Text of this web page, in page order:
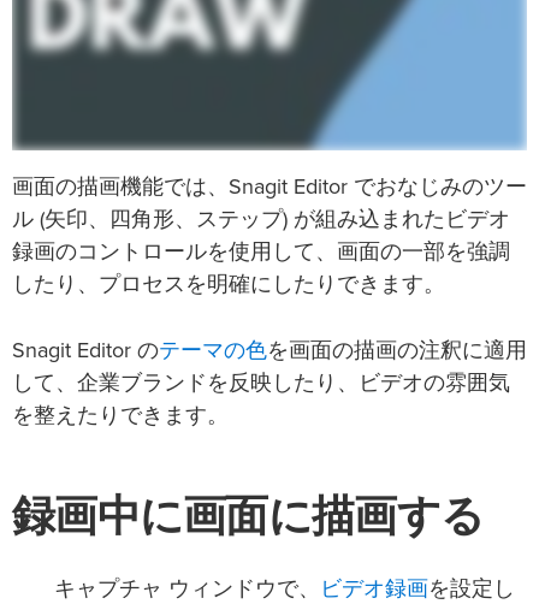
画面の描画機能では、Snagit Editor でおなじみのツー
ル (矢印、四角形、ステップ) が組み込まれたビデオ
録画のコントロールを使用して、画面の一部を強調
したり、プロセスを明確にしたりできます。
Snagit Editor のテーマの色を画面の描画の注釈に適用
して、企業ブランドを反映したり、ビデオの雰囲気
を整えたりできます。
録画中に画面に描画する
キャプチャ ウィンドウで、 ビデオ録画を設定し